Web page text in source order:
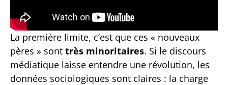
La première limite, c’est que ces « nouveaux
pères » sont très minoritaires. Si le discours
médiatique laisse entendre une révolution, les
données sociologiques sont claires : la charge